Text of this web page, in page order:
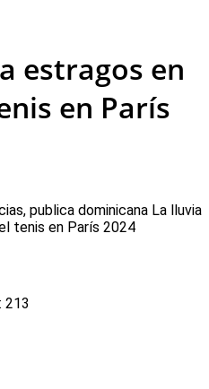
estragos en
en París
publica dominicana La lluvia
tenis en París 2024
213